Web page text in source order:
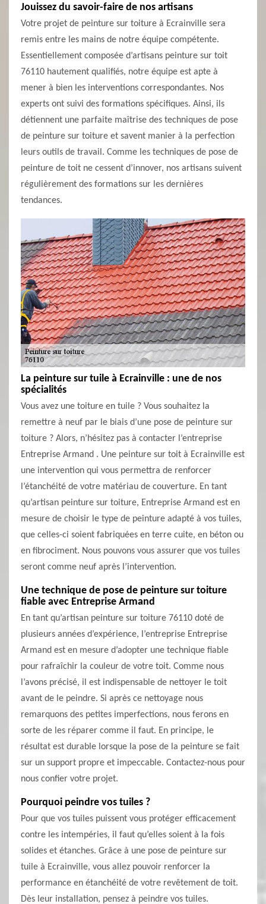
Jouissez du savoir-faire de nos artisans
Votre projet de peinture sur toiture à Ecrainville sera
remis entre les mains de notre équipe compétente.
Essentiellement composée d’artisans peinture sur toit
76110 hautement qualifiés, notre équipe est apte à
mener à bien les interventions correspondantes. Nos
experts ont suivi des formations spécifiques. Ainsi, ils
détiennent une parfaite maîtrise des techniques de pose
de peinture sur toiture et savent manier à la perfection
leurs outils de travail. Comme les techniques de pose de
peinture de toit ne cessent d’innover, nos artisans suivent
régulièrement des formations sur les dernières
tendances.
La peinture sur tuile à Ecrainville : une de nos
spécialités
Vous avez une toiture en tuile ? Vous souhaitez la
remettre à neuf par le biais d’une pose de peinture sur
toiture ? Alors, n’hésitez pas à contacter l’entreprise
Entreprise Armand . Une peinture sur toit à Ecrainville est
une intervention qui vous permettra de renforcer
l’étanchéité de votre matériau de couverture. En tant
qu’artisan peinture sur toiture, Entreprise Armand est en
mesure de choisir le type de peinture adapté à vos tuiles,
que celles-ci soient fabriquées en terre cuite, en béton ou
en fibrociment. Nous pouvons vous assurer que vos tuiles
seront comme neuf après l’intervention.
Une technique de pose de peinture sur toiture
fiable avec Entreprise Armand
En tant qu’artisan peinture sur toiture 76110 doté de
plusieurs années d’expérience, l’entreprise Entreprise
Armand est en mesure d’adopter une technique fiable
pour rafraîchir la couleur de votre toit. Comme nous
l’avons précisé, il est indispensable de nettoyer le toit
avant de le peindre. Si après ce nettoyage nous
remarquons des petites imperfections, nous ferons en
sorte de les réparer comme il faut. En principe, le
résultat est durable lorsque la pose de la peinture se fait
sur un support propre et impeccable. Contactez-nous pour
nous confier votre projet.
Pourquoi peindre vos tuiles ?
Pour que vos tuiles puissent vous protéger efficacement
contre les intempéries, il faut qu’elles soient à la fois
solides et étanches. Grâce à une pose de peinture sur
tuile à Ecrainville, vous allez pouvoir renforcer la
performance en étanchéité de votre revêtement de toit.
Dès leur installation, pensez à peindre vos tuiles.